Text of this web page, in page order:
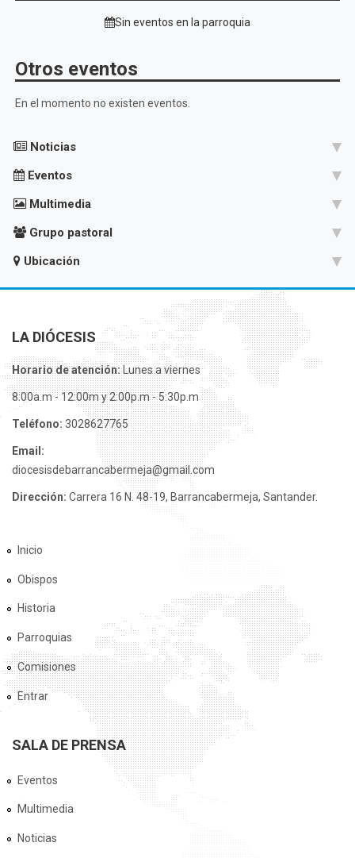
Sin eventos en la parroquia
Otros eventos
En el momento no existen eventos.
Noticias
Eventos
Multimedia
Grupo pastoral
Ubicación
LA DIÓCESIS
Horario de atención:Lunes a viernes
8:00a.m - 12:00m y 2:00p.m - 5:30p.m
Teléfono: 3028627765
Email:
diocesisdebarrancabermeja@gmail.com
Dirección: Carrera 16 N. 48-19, Barrancabermeja, Santander.
Inicio
Obispos
Historia
Parroquias
Comisiones
Entrar
SALA DE PRENSA
Eventos
Multimedia
Noticias